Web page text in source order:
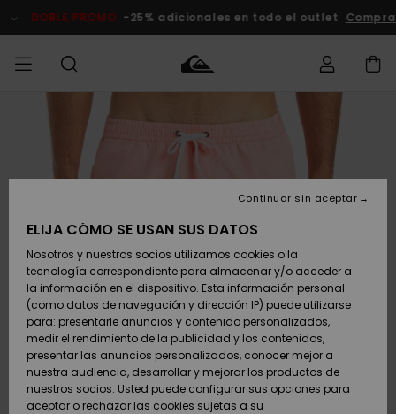
del
DOBLE PROMO -25% adicionales en todo el outlet Comprar
Ropa
Zapatos y
chanclas
Surf
Snow
Ropa
Zapatos y
chanclas
Surf
Snow
Shop
Destacados
Snow
SURF
Surf Shop
Hombre
Highlights
Comunidad
SNOW
Tienda
Snow
Hombre
Snow Niños
Tienda
Snow Mujer
Destacados
DOBLE
PROMO
Outlet
Hombre
Outlet
Mujer
pedido
Envio
Devoluciones
Pago
Tarjeta de
regalo
Quiksilver
Freedom
ELIJA CÓMO SE USAN SUS DATOS
Nosotros y nuestros socios utilizamos cookies o la
tecnología correspondiente para almacenar y/o acceder a
la información en el dispositivo. Esta información personal
(como datos de navegación y dirección IP) puede utilizarse
para: presentarle anuncios y contenido personalizados,
medir el rendimiento de la publicidad y los contenidos,
presentar las anuncios personalizados, conocer mejor a
nuestra audiencia, desarrollar y mejorar los productos de
nuestros socios. Usted puede configurar sus opciones para
aceptar o rechazar las cookies sujetas a su
Continuar sin aceptar